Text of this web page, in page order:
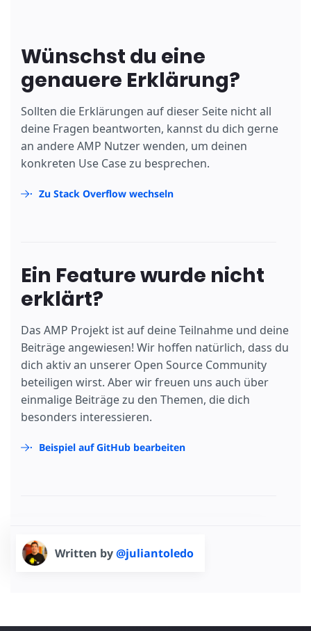
Wünschst du eine
genauere Erklärung?
Sollten die Erklärungen auf dieser Seite nicht all
deine Fragen beantworten, kannst du dich gerne
an andere AMP Nutzer wenden, um deinen
konkreten Use Case zu besprechen.
Zu Stack Overflow wechseln
Ein Feature wurde nicht
erklärt?
Das AMP Projekt ist auf deine Teilnahme und deine
Beiträge angewiesen! Wir hoffen natürlich, dass du
dich aktiv an unserer Open Source Community
beteiligen wirst. Aber wir freuen uns auch über
einmalige Beiträge zu den Themen, die dich
besonders interessieren.
Beispiel auf GitHub bearbeiten
Written by@juliantoledo